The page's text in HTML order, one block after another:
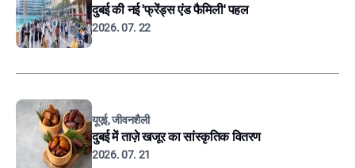
दुबई की नई 'फ्रेंड्स एंड फैमिली' पहल
2026. 07. 22
यूएई, जीवनशैली
दुबई में ताज़े खजूर का सांस्कृतिक वितरण
2026. 07. 21